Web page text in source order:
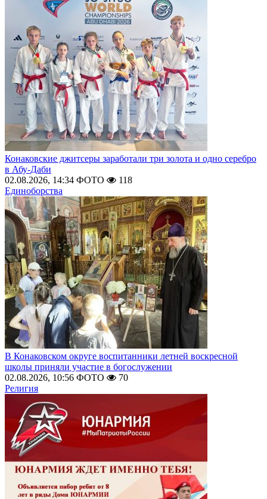
Конаковские джитсеры заработали три золота и одно серебро
в Абу-Даби
02.08.2026, 14:34 ФОТО
118
Единоборства
В Конаковском округе воспитанники летней воскресной
школы приняли участие в богослужении
02.08.2026, 10:56 ФОТО
70
Религия